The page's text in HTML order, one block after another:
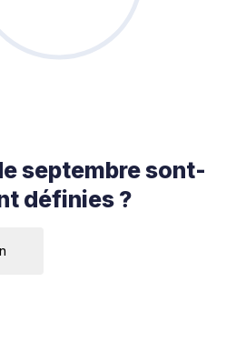
septembre sont-
définies ?